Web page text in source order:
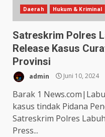
Daerah Hukum & Kriminal
Satreskrim Polres
Release Kasus
Provinsi
admin Juni 10, 2024
Barak 1
kasus tindak Pidana
Satreskrim Polres
Press...